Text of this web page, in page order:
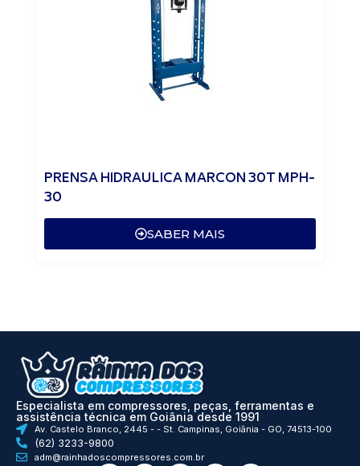
PRENSA HIDRAULICA MARCON 30T MPH-
30
SABER MAIS
Especialista em compressores, peças, ferramentas e
assistência técnica em Goiânia desde 1991
Av. Castelo Branco, 2445 - - St. Campinas, Goiânia - GO, 74513-100
(62) 3233-9800
adm@rainhadoscompressores.com.br